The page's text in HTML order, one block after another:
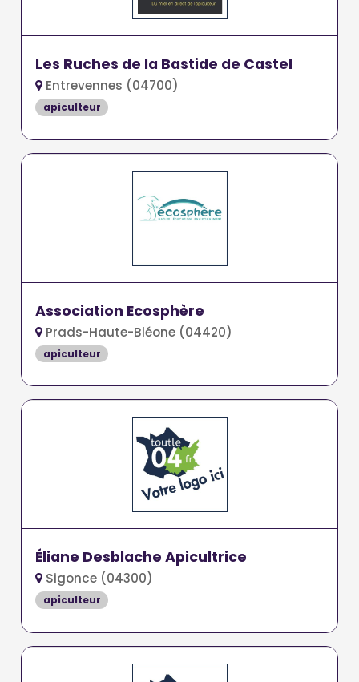
Les Ruches de la Bastide de Castel
Entrevennes (04700)
apiculteur
Association Ecosphère
Prads-Haute-Bléone (04420)
apiculteur
Éliane Desblache Apicultrice
Sigonce (04300)
apiculteur